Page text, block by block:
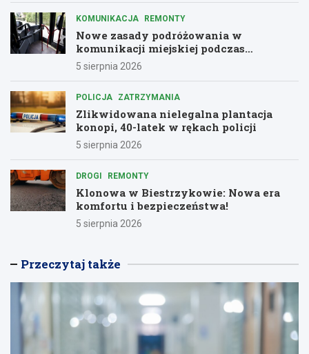
KOMUNIKACJA REMONTY
Nowe zasady podróżowania w
komunikacji miejskiej podczas
remontów
5 sierpnia 2026
POLICJA ZATRZYMANIA
Zlikwidowana nielegalna plantacja
konopi, 40-latek w rękach policji
5 sierpnia 2026
DROGI REMONTY
Klonowa w Biestrzykowie: Nowa era
komfortu i bezpieczeństwa!
5 sierpnia 2026
Przeczytaj także